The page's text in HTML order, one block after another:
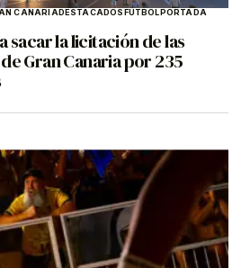
CANARIADESTACADOS FÚTBOL PORTADA
sacar la licitación de las
Gran Canaria por 235